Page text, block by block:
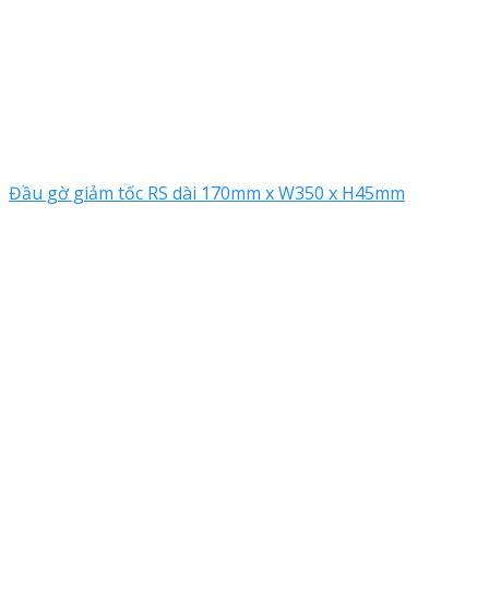
Đầu gờ giảm tốc RS dài 170mm x W350 x H45mm